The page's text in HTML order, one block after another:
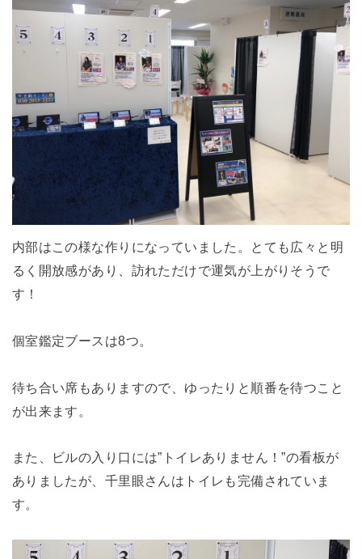
内部はこの様な作りになっていました。とても広々と明
るく開放感があり、訪れただけで運気が上がりそうで
す！
個室鑑定ブースは8つ。
待ち合い席もありますので、ゆったりと順番を待つこと
が出来ます。
また、ビルの入り口には”トイレありません！”の看板が
ありましたが、千里眼さんはトイレも完備されていま
す。